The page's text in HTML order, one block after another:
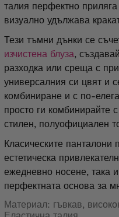
талия перфектно
визуално удължава
Тези тъмни дънки се
изчистена блуза,
разходка или среща с
универсалния си цвят и
комбиниране и с по-
просто ги комбинирайте
стилен, полуофициален
Класическите
естетическа
ежедневно носене, така
перфектната основа за
Материал: гъвкав,